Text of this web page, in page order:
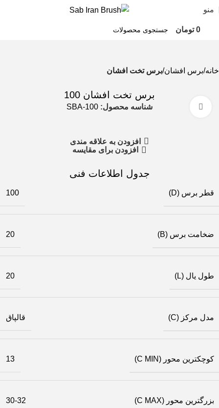
منو
0 تومان
خانه برس افشان برس تخت افشان
برس تخت افشان 100
شناسه محصول: SBA-100 بزرگنمایی تصویر
افزودن به علاقه مندی
افزودن برای مقایسه
جدول اطلاعات فنی
قطر برس (D) 100
ضخامت برس (B) 20
طول یال (L) 20
مدل مرکز (C) قالپاق
کوچکترین محور (C MIN) 13
بزرگترین محور (C MAX) 30-32